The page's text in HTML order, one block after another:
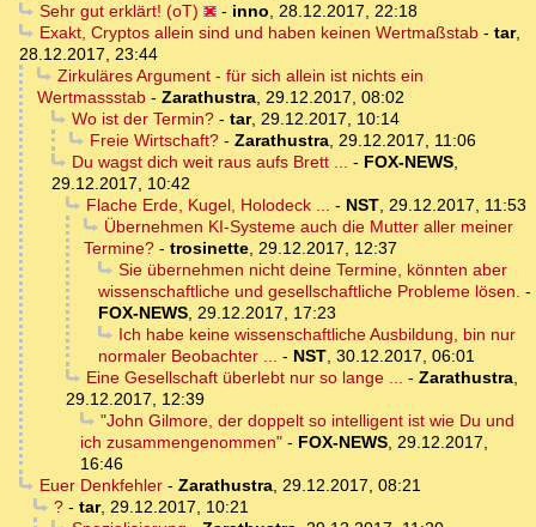
Sehr gut erklärt! (oT)
- inno, 28.12.2017, 22:18
Exakt, Cryptos allein sind und haben keinen Wertmaßstab- tar,
28.12.2017, 23:44
Zirkuläres Argument - für sich allein ist nichts ein
Wertmassstab - Zarathustra, 29.12.2017, 08:02
Wo ist der Termin?- tar, 29.12.2017, 10:14
Freie Wirtschaft?- Zarathustra, 29.12.2017, 11:06
Du wagst dich weit raus aufs Brett ... - FOX-NEWS,
29.12.2017, 10:42
Flache Erde, Kugel, Holodeck ... - NST, 29.12.2017, 11:53
Übernehmen KI-Systeme auch die Mutter aller meiner
Termine? - trosinette, 29.12.2017, 12:37
Sie übernehmen nicht deine Termine, könnten aber
wissenschaftliche und gesellschaftliche Probleme lösen. -
FOX-NEWS, 29.12.2017, 17:23
Ich habe keine wissenschaftliche Ausbildung, bin nur
normaler Beobachter ... - NST, 30.12.2017, 06:01
Eine Gesellschaft überlebt nur so lange ... - Zarathustra,
29.12.2017, 12:39
"John Gilmore, der doppelt so intelligent ist wie Du und
ich zusammengenommen" - FOX-NEWS, 29.12.2017,
16:46
Euer Denkfehler- Zarathustra, 29.12.2017, 08:21
?- tar, 29.12.2017, 10:21